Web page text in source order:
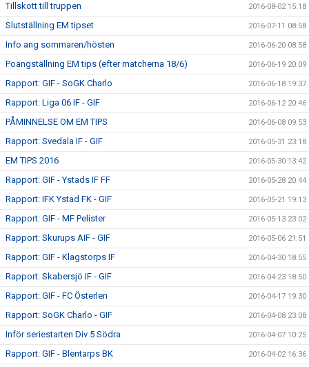
Tillskott till truppen 2016-08-02 15:18
Slutställning EM tipset 2016-07-11 08:58
Info ang sommaren/hösten 2016-06-20 08:58
Poängställning EM tips (efter matcherna 18/6) 2016-06-19 20:09
Rapport: GIF - SoGK Charlo 2016-06-18 19:37
Rapport: Liga 06 IF - GIF 2016-06-12 20:46
PÅMINNELSE OM EM TIPS 2016-06-08 09:53
Rapport: Svedala IF - GIF 2016-05-31 23:18
EM TIPS 2016 2016-05-30 13:42
Rapport: GIF - Ystads IF FF 2016-05-28 20:44
Rapport: IFK Ystad FK - GIF 2016-05-21 19:13
Rapport: GIF - MF Pelister 2016-05-13 23:02
Rapport: Skurups AIF - GIF 2016-05-06 21:51
Rapport: GIF - Klagstorps IF 2016-04-30 18:55
Rapport: Skabersjö IF - GIF 2016-04-23 18:50
Rapport: GIF - FC Österlen 2016-04-17 19:30
Rapport: SoGK Charlo - GIF 2016-04-08 23:08
Inför seriestarten Div 5 Södra 2016-04-07 10:25
Rapport: GIF - Blentarps BK 2016-04-02 16:36